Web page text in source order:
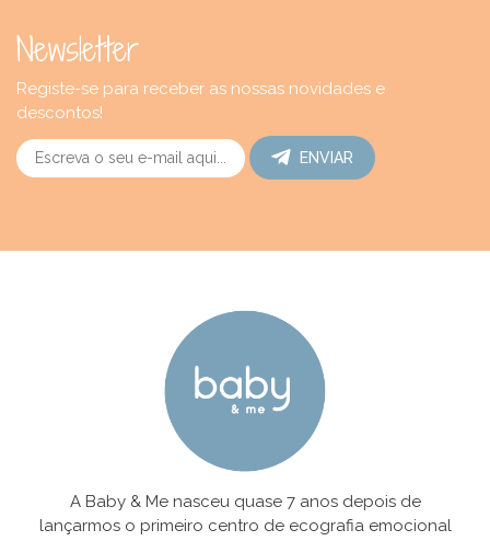
Newsletter
Registe-se para receber as nossas novidades e
descontos!
ENVIAR
A Baby & Me nasceu quase 7 anos depois de
lançarmos o primeiro centro de ecografia emocional